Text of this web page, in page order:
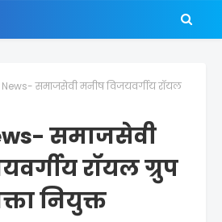
समाजसेवी मनीष विजयवर्गीय रॉयल
समाजसेवी
रॉयल ग्रुप
नियुक्त